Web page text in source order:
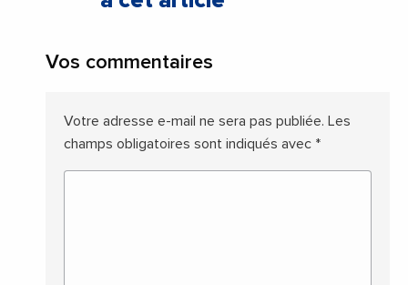
Vos commentaires
Votre adresse e-mail ne sera pas publiée. Les
champs obligatoires sont indiqués avec *